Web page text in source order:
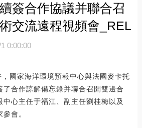
簽合作協議并聯合召
交流遠程視頻會_REL
0:00:00
國家海洋環境預報中心與法國麥卡托
了合作諒解備忘錄并聯合召開雙邊合
心主任于福江、副主任劉桂梅以及
會。